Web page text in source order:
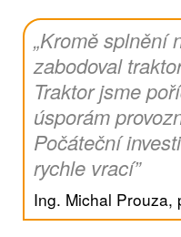
„Kromě splnění
zabodoval
Traktor jsme
úsporám
Počáteční
rychle vrací”
Ing. Michal